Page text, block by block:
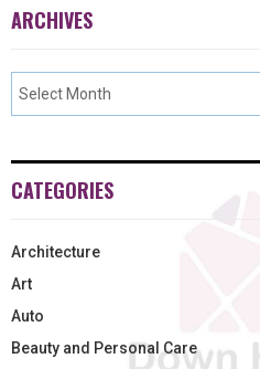
ARCHIVES
CATEGORIES
Architecture
Art
Auto
Beauty and Personal Care